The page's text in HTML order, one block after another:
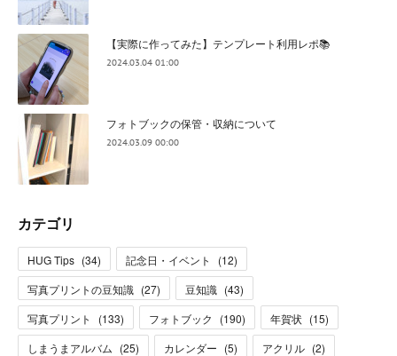
【実際に作ってみた】テンプレート利用レポ📚
2024.03.04 01:00
フォトブックの保管・収納について
2024.03.09 00:00
カテゴリ
HUG Tips (34) 記念日・イベント (12)
写真プリントの豆知識 (27) 豆知識 (43)
写真プリント
(133) フォトブック (190) 年賀状 (15)
しまうまアルバム (25) カレンダー (5) アクリル (2)